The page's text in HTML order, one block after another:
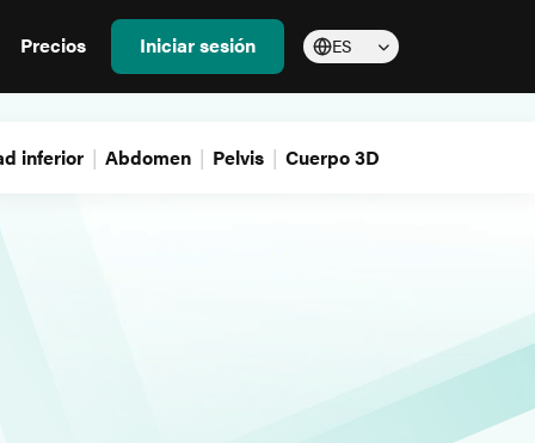
Precios Iniciar sesión ES
inferior Abdomen Pelvis Cuerpo 3D